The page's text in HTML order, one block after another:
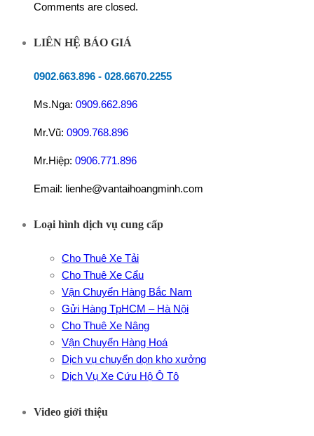
Comments are closed.
LIÊN HỆ BÁO GIÁ
0902.663.896 - 028.6670.2255
Ms.Nga: 0909.662.896
Mr.Vũ: 0909.768.896
Mr.Hiệp: 0906.771.896
Email: lienhe@vantaihoangminh.com
Loại hình dịch vụ cung cấp
Cho Thuê Xe Tải
Cho Thuê Xe Cẩu
Vận Chuyển Hàng Bắc Nam
Gửi Hàng TpHCM – Hà Nội
Cho Thuê Xe Nâng
Vận Chuyển Hàng Hoá
Dịch vụ chuyển dọn kho xưởng
Dịch Vụ Xe Cứu Hộ Ô Tô
Video giới thiệu